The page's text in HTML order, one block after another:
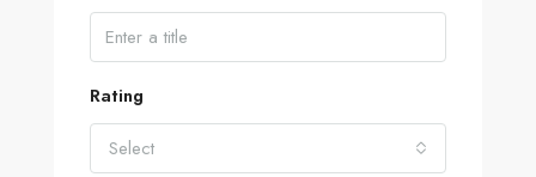
Rating
Select